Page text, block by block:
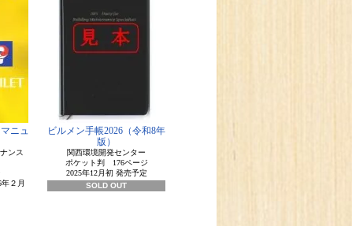
ニュ
ンス
２月
ビルメン手帳2026（令和8年
版）
関西環境開発センター
ポケット判 176ページ
2025年12月初 発売予定
SOLD OUT